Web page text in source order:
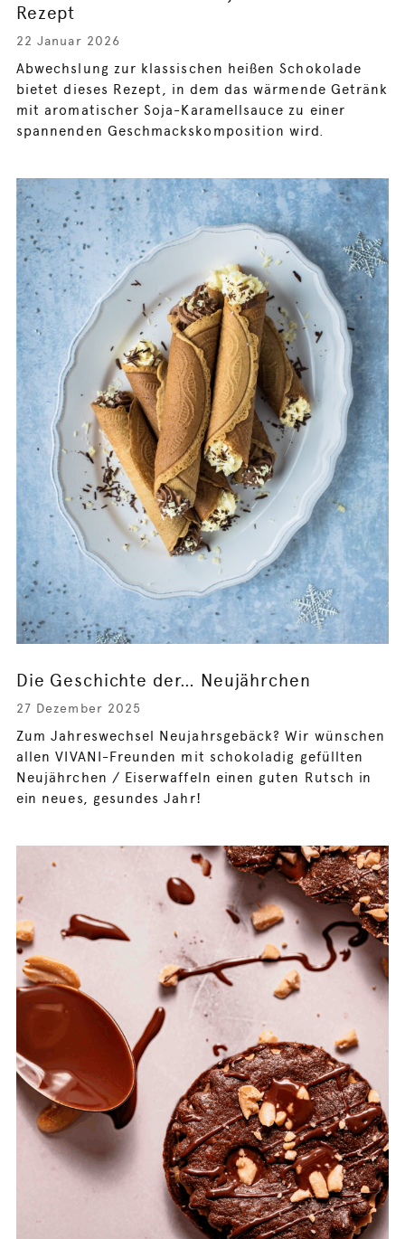
Rezept
22 Januar 2026
Abwechslung zur klassischen heißen Schokolade
bietet dieses Rezept, in dem das wärmende Getränk
mit aromatischer Soja-Karamellsauce zu einer
spannenden Geschmackskomposition wird.
Die Geschichte der… Neujährchen
27 Dezember 2025
Zum Jahreswechsel Neujahrsgebäck? Wir wünschen
allen VIVANI-Freunden mit schokoladig gefüllten
Neujährchen / Eiserwaffeln einen guten Rutsch in
ein neues, gesundes Jahr!